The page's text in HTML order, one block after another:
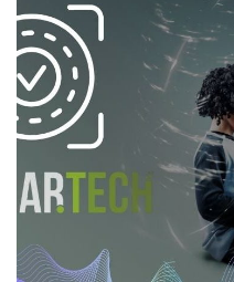
L’INDUSTRIE
DE
FABRICATION